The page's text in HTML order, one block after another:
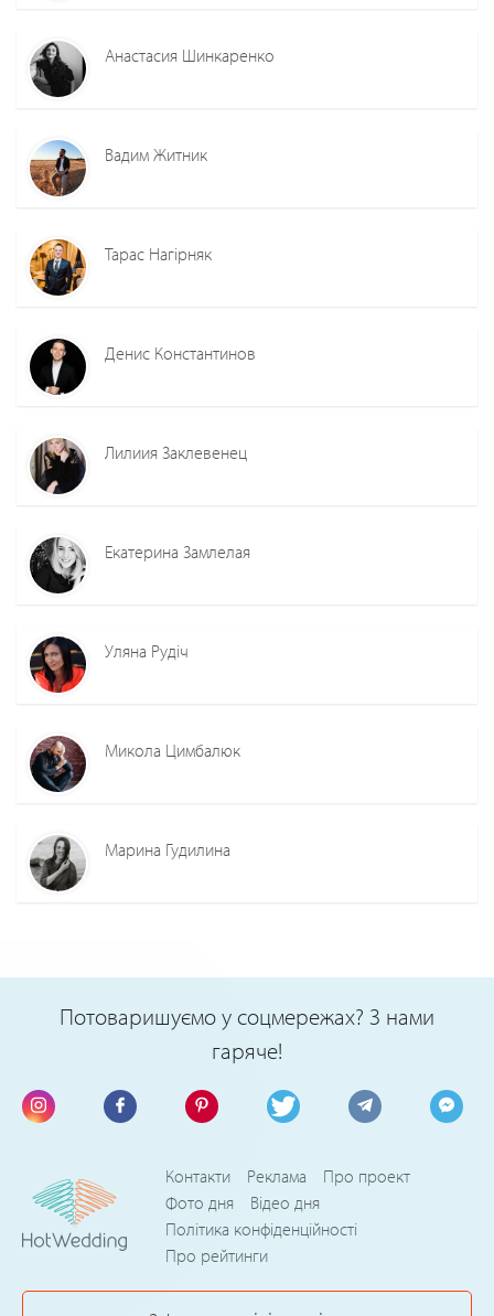
Анастасия Шинкаренко
Вадим Житник
Тарас Нагірняк
Денис Константинов
Лилиия Заклевенец
Екатерина Замлелая
Уляна Рудіч
Микола Цимбалюк
Марина Гудилина
Потоваришуємо у соцмережах? З нами
гаряче!
Контакти Реклама
Про проект
Фото дня
Відео дня
Політика конфіденційності
Про рейтинги